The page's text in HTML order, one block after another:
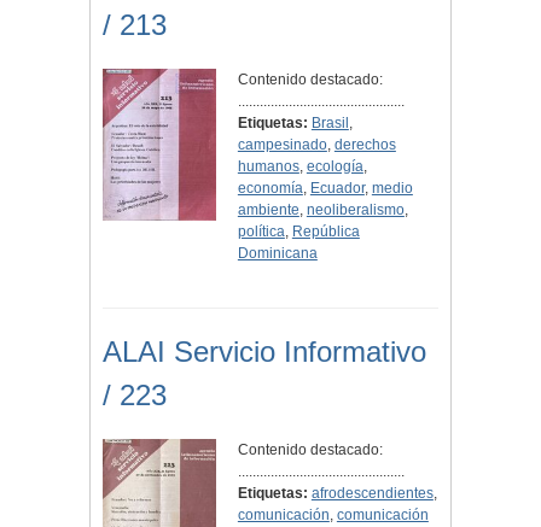
/ 213
Contenido destacado:
..............................................
Etiquetas: Brasil ,
campesinado, derechos
humanos, ecología,
economía, Ecuador, medio
ambiente, neoliberalismo,
política, República
Dominicana
ALAI Servicio Informativo
/ 223
Contenido destacado:
..............................................
Etiquetas: afrodescendientes,
comunicación, comunicación